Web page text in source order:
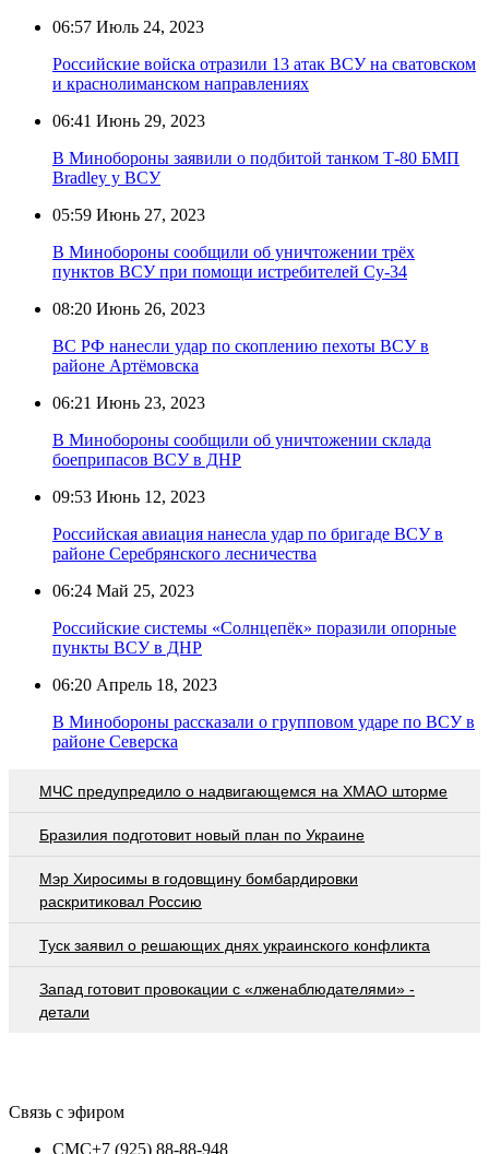
06:57 Июль 24, 2023
Российские войска отразили 13 атак ВСУ на сватовском
и краснолиманском направлениях
06:41 Июнь 29, 2023
В Минобороны заявили о подбитой танком Т-80 БМП
Bradley у ВСУ
05:59 Июнь 27, 2023
В Минобороны сообщили об уничтожении трёх
пунктов ВСУ при помощи истребителей Су-34
08:20 Июнь 26, 2023
ВС РФ нанесли удар по скоплению пехоты ВСУ в
районе Артёмовска
06:21 Июнь 23, 2023
В Минобороны сообщили об уничтожении склада
боеприпасов ВСУ в ДНР
09:53 Июнь 12, 2023
Российская авиация нанесла удар по бригаде ВСУ в
районе Серебрянского лесничества
06:24 Май 25, 2023
Российские системы «Солнцепёк» поразили опорные
пункты ВСУ в ДНР
06:20 Апрель 18, 2023
В Минобороны рассказали о групповом ударе по ВСУ в
районе Северска
МЧС предупредило о надвигающемся на ХМАО шторме
Бразилия подготовит новый план по Украине
Мэр Хиросимы в годовщину бомбардировки
раскритиковал Россию
Туск заявил о решающих днях украинского конфликта
Запад готовит провокации с «лженаблюдателями» -
детали
Связь с эфиром
СМС+7 (925) 88-88-948